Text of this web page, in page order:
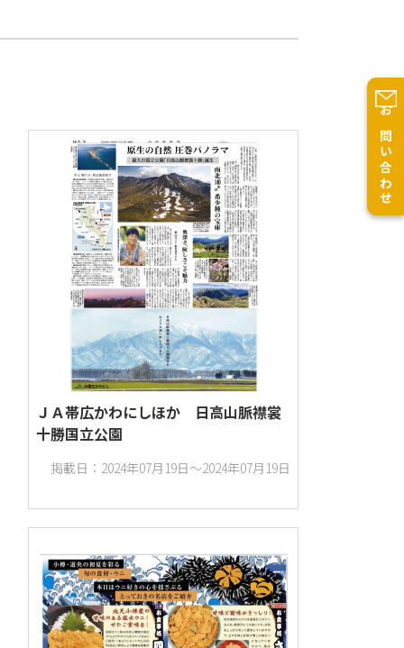
官公庁・団体 周年・記念日 新聞
ＪＡ帯広かわにしほか 日高山脈襟裳
十勝国立公園
掲載日：2024年07月19日～2024年07月19日
お問い合わせ